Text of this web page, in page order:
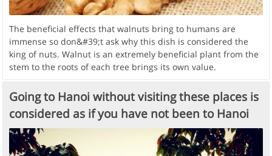
The beneficial effects that walnuts bring to humans are
immense so don&#39;t ask why this dish is considered the
king of nuts. Walnut is an extremely beneficial plant from the
stem to the roots of each tree brings its own value.
Going to Hanoi without visiting these places is
considered as if you have not been to Hanoi